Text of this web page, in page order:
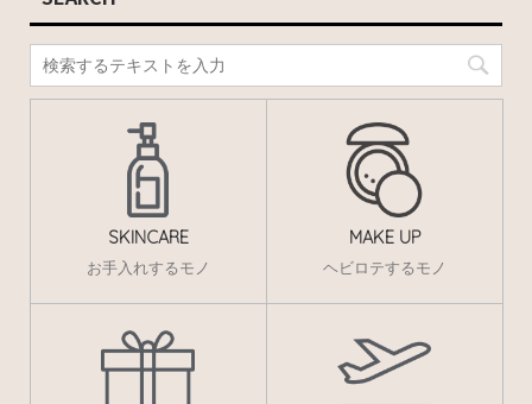
SKINCARE
お手入れするモノ
MAKE UP
ヘビロテするモノ